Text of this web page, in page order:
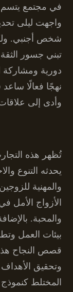
في مجتمع يتسم
واجهت ليلى
شخص أجنبي.
تبني جسور
دورية ومشاركة
نهجًا فعالًا
وأدى إلى
تُظهر هذه
يحدثه التنوع
والمهنية
الأزواج الأمل
والمحبة.
بيئات العمل
قصص النجاح
وتحقيق
المختلط كنموذج